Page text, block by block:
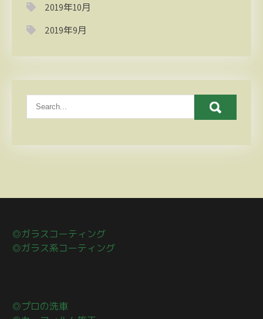
2019年10月
2019年9月
◎ガラスコーティング
◎ガラス系コーティング
◎プロの洗車